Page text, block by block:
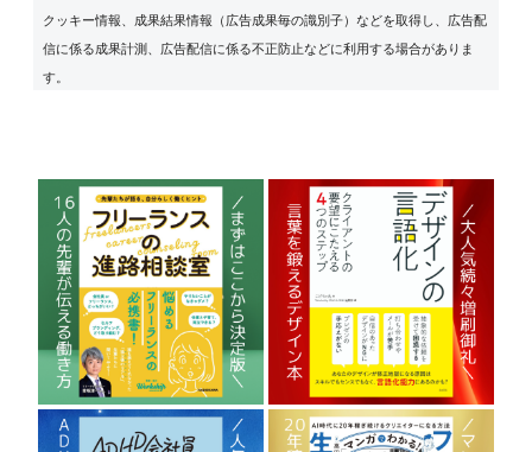
クッキー情報、成果結果情報（広告成果毎の識別子）などを取得し、広告配
信に係る成果計測、広告配信に係る不正防止などに利用する場合がありま
す。